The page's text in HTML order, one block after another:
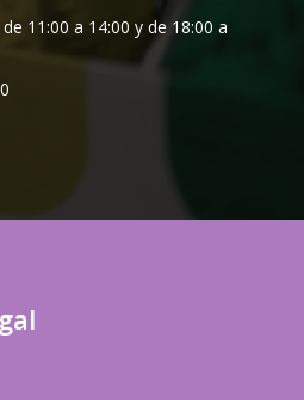
11:00 a 14:00 y de 18:00 a